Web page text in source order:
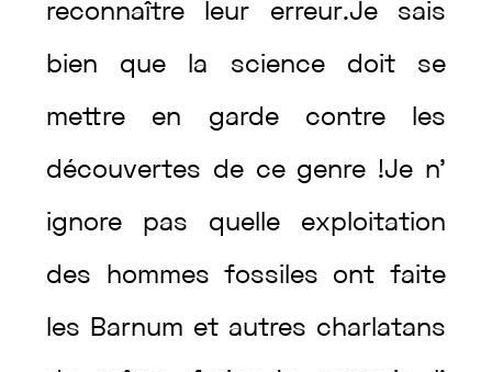
reconnaître leur erreur.Je sais
bien que la science doit se
mettre en garde contre les
découvertes de ce genre !Je n’
ignore pas quelle exploitation
des hommesfossiles ont faite
les Barnum et autres charlatans